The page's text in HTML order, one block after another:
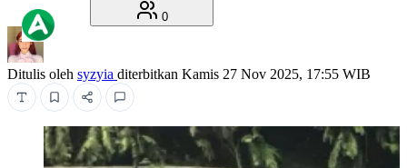
0
Ditulis oleh syzyia diterbitkan Kamis 27 Nov 2025, 17:55 WIB